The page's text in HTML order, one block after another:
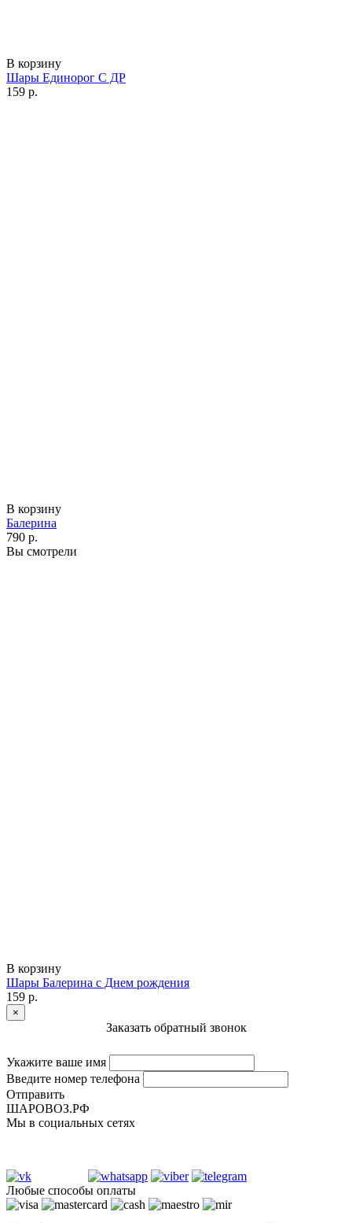
В корзину
Шары Единорог С ДР
159 р.
В корзину
Балерина
790 р.
Вы смотрели
В корзину
Шары Балерина с Днем рождения
159 р.
×
Заказать обратный звонок
Укажите ваше имя
Введите номер телефона
Отправить
ШАРОВОЗ.РФ
Мы в социальных сетях
Любые способы оплаты